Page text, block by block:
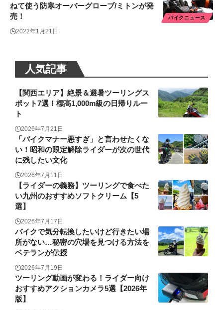
バイクニュース
ねて使う防寒オーバーグローブ/ミトンが発
売！
2022年1月21日
人気記事
【関西エリア】絶景＆避暑ツーリングス
ポット7選！標高1,000m級の日帰りルー
ト
2026年7月21日
「バイクマナー悪すぎ」と言わせたくな
い！昭和の限定解除ライダーが次の世代
に残したい文化
2026年7月11日
【ライダーの義務】ツーリングで食べた
い九州のおすすめソフトクリーム【5
選】
2026年7月17日
バイクで気分転換したいけど行きたい場
所がない…秘密の穴場を見つける方法を
ベテランが伝授
2026年7月19日
ツーリング動画が変わる！ライダー向け
おすすめアクションカメラ5選【2026年
版】